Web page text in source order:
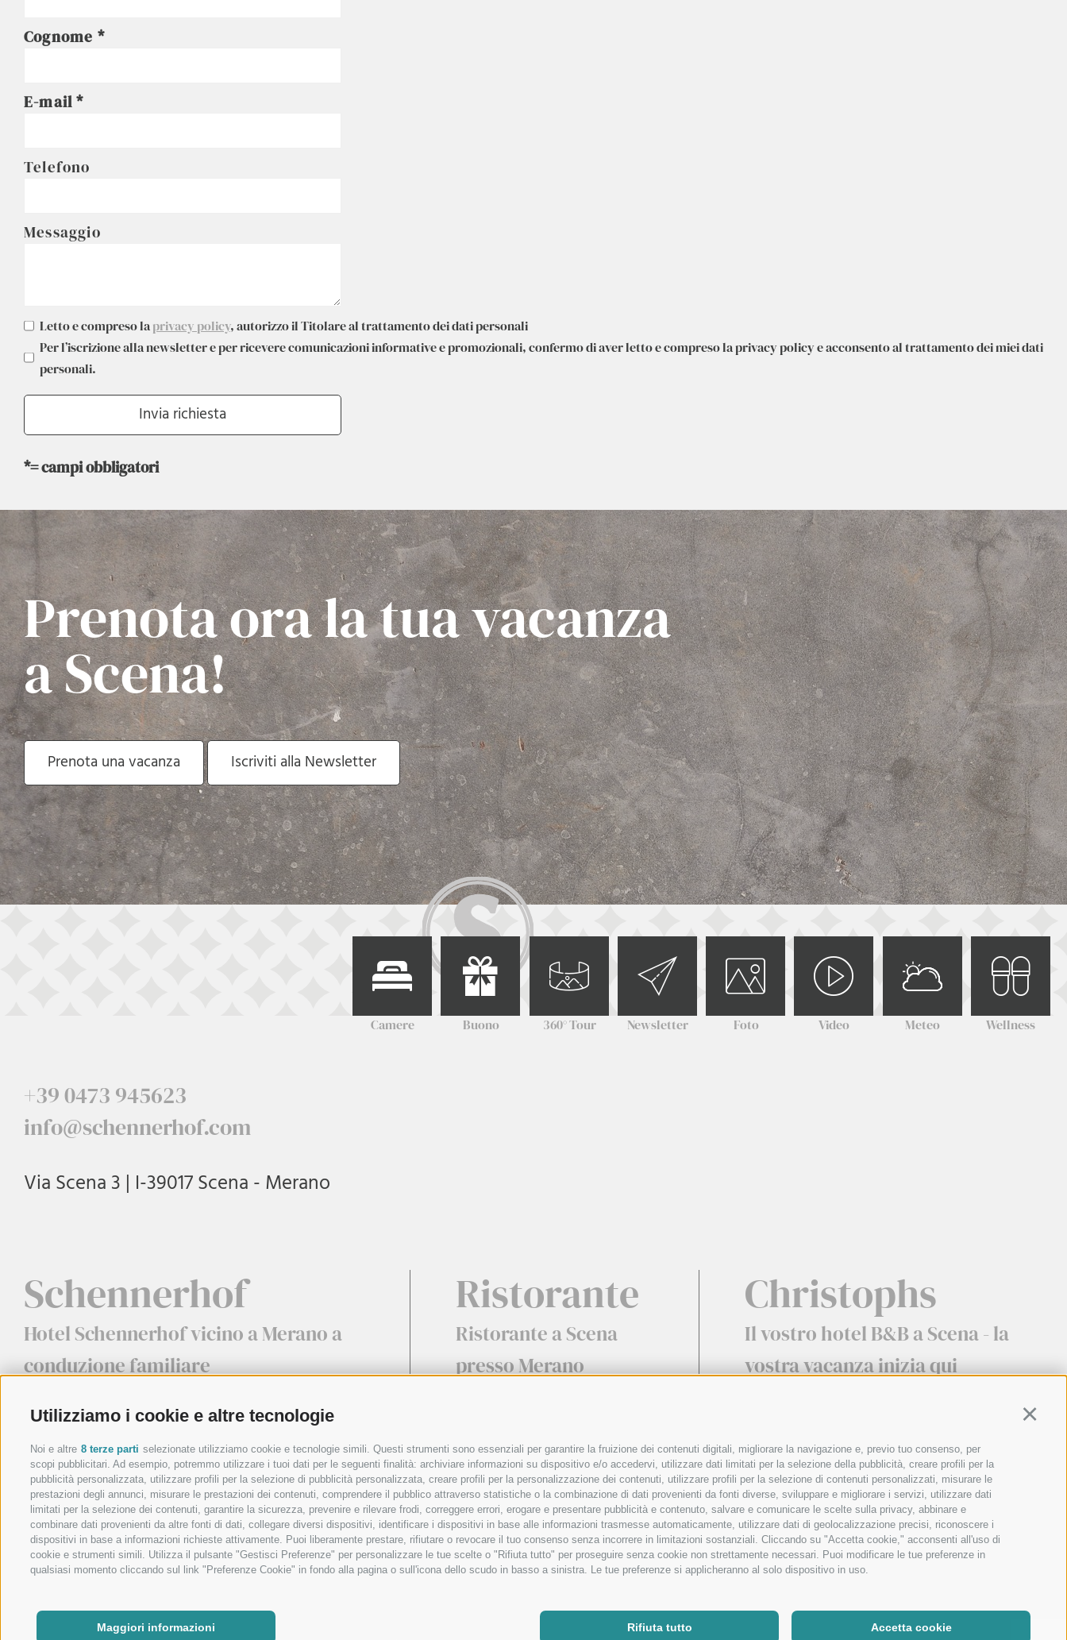
Utilizziamo i cookie e altre tecnologie
Noi e altre 8 terze parti selezionate utilizziamo cookie e tecnologie simili. Questi strumenti sono essenziali per garantire la fruizione dei contenuti digitali, migliorare la navigazione e, previo tuo consenso, per
scopi pubblicitari. Ad esempio, potremmo utilizzare i tuoi dati per le seguenti finalità: archiviare informazioni su dispositivo e/o accedervi, utilizzare dati limitati per la selezione della pubblicità, creare profili per la
pubblicità personalizzata, utilizzare profili per la selezione di pubblicità personalizzata, creare profili per la personalizzazione dei contenuti, utilizzare profili per la selezione di contenuti personalizzati, misurare le
prestazioni degli annunci, misurare le prestazioni dei contenuti, comprendere il pubblico attraverso statistiche o la combinazione di dati provenienti da fonti diverse, sviluppare e migliorare i servizi, utilizzare dati
limitati per la selezione dei contenuti, garantire la sicurezza, prevenire e rilevare frodi, correggere errori, erogare e presentare pubblicità e contenuto, salvare e comunicare le scelte sulla privacy, abbinare e
combinare dati provenienti da altre fonti di dati, collegare diversi dispositivi, identificare i dispositivi in base alle informazioni trasmesse automaticamente, utilizzare dati di geolocalizzazione precisi, riconoscere i
dispositivi in base a informazioni richieste attivamente. Puoi liberamente prestare, rifiutare o revocare il tuo consenso senza incorrere in limitazioni sostanziali. Cliccando su "Accetta cookie," acconsenti all'uso di
cookie e strumenti simili. Utilizza il pulsante "Gestisci Preferenze" per personalizzare le tue scelte o "Rifiuta tutto" per proseguire senza cookie non strettamente necessari. Puoi modificare le tue preferenze in
qualsiasi momento cliccando sul link "Preferenze Cookie" in fondo alla pagina o sull'icona dello scudo in basso a sinistra. Le tue preferenze si applicheranno al solo dispositivo in uso.
Accetta cookie
Rifiuta tutto
Maggiori informazioni
Cognome
E-mail
Telefono
Messaggio
Letto e compreso laprivacy policy, autorizzo il Titolare al trattamento dei dati personali
Per l’iscrizione alla newsletter e per ricevere comunicazioni informative e promozionali, confermo di aver letto e compreso la privacy policy e acconsento al trattamento dei miei dati
personali.
*= campi obbligatori
Prenota ora la tua vacanza
a Scena!
Prenota una vacanza Iscriviti alla Newsletter
Camere Buono 360° Tour Newsletter Foto Video Meteo Wellness
+39 0473 945623
info@schennerhof.com
Via Scena 3 | I-39017 Scena - Merano
Schennerhof
Hotel Schennerhof vicino a Merano a
conduzione familiare
Ristorante
Ristorante a Scena
presso Merano
Christophs
Il vostro hotel B&B a Scena - la
vostra vacanza inizia qui
Posizione e Arrivo Meteo e webcam Newsletter Compagno di spettacolo